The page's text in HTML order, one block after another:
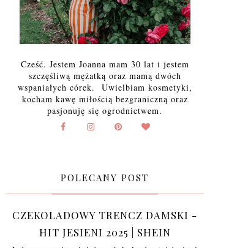
Cześć. Jestem Joanna mam 30 lat i jestem
szczęśliwą mężatką oraz mamą dwóch
wspaniałych córek. Uwielbiam kosmetyki,
kocham kawę miłością bezgraniczną oraz
pasjonuję się ogrodnictwem.
POLECANY POST
CZEKOLADOWY TRENCZ DAMSKI -
HIT JESIENI 2025 | SHEIN